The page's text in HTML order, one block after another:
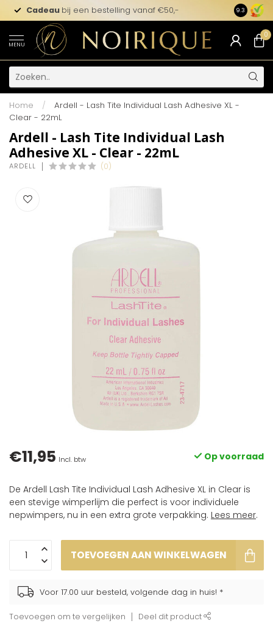
Cadeau bij een bestelling vanaf €50,- 9.3
MENU
0
Home /
Ardell - Lash Tite Individual Lash Adhesive XL -
Clear - 22mL
Ardell - Lash Tite Individual Lash
Adhesive XL - Clear - 22mL
ARDELL (0)
€11,95 Incl. btw Op voorraad
De Ardell Lash Tite Individual Lash Adhesive XL in Clear is
een stevige wimperlijm die perfect is voor individuele
nepwimpers, nu in een extra grote verpakking. Lees meer.
TOEVOEGEN AAN WINKELWAGEN
Voor 17.00 uur besteld, volgende dag in huis! *
Toevoegen om te vergelijken Deel dit product